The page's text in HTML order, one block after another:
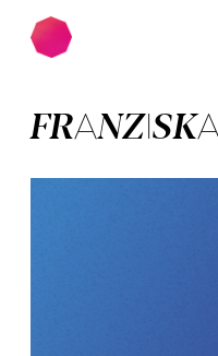
Zum Hauptinhalt springen